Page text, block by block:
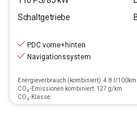
Schaltgetriebe
PDC vorne+hinten
Navigationssystem
Energieverbrauch (kombiniert): 4.8 l/100km
CO₂-Emissionen kombiniert: 127 g/km
CO₂-Klasse: